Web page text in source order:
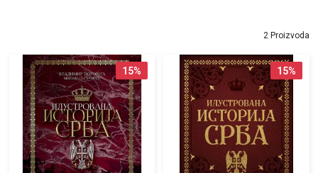
2 Proizvoda
15% 15%